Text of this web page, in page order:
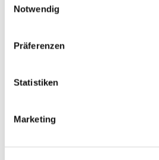
Notwendig
Präferenzen
Statistiken
Marketing
Weinexport
Kontaktinformationen:
E-Mail: info@weingut-mankel.de